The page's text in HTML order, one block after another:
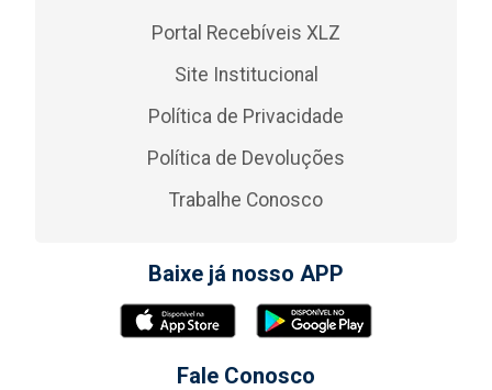
Portal Recebíveis XLZ
Site Institucional
Política de Privacidade
Política de Devoluções
Trabalhe Conosco
Baixe já nosso APP
Fale Conosco